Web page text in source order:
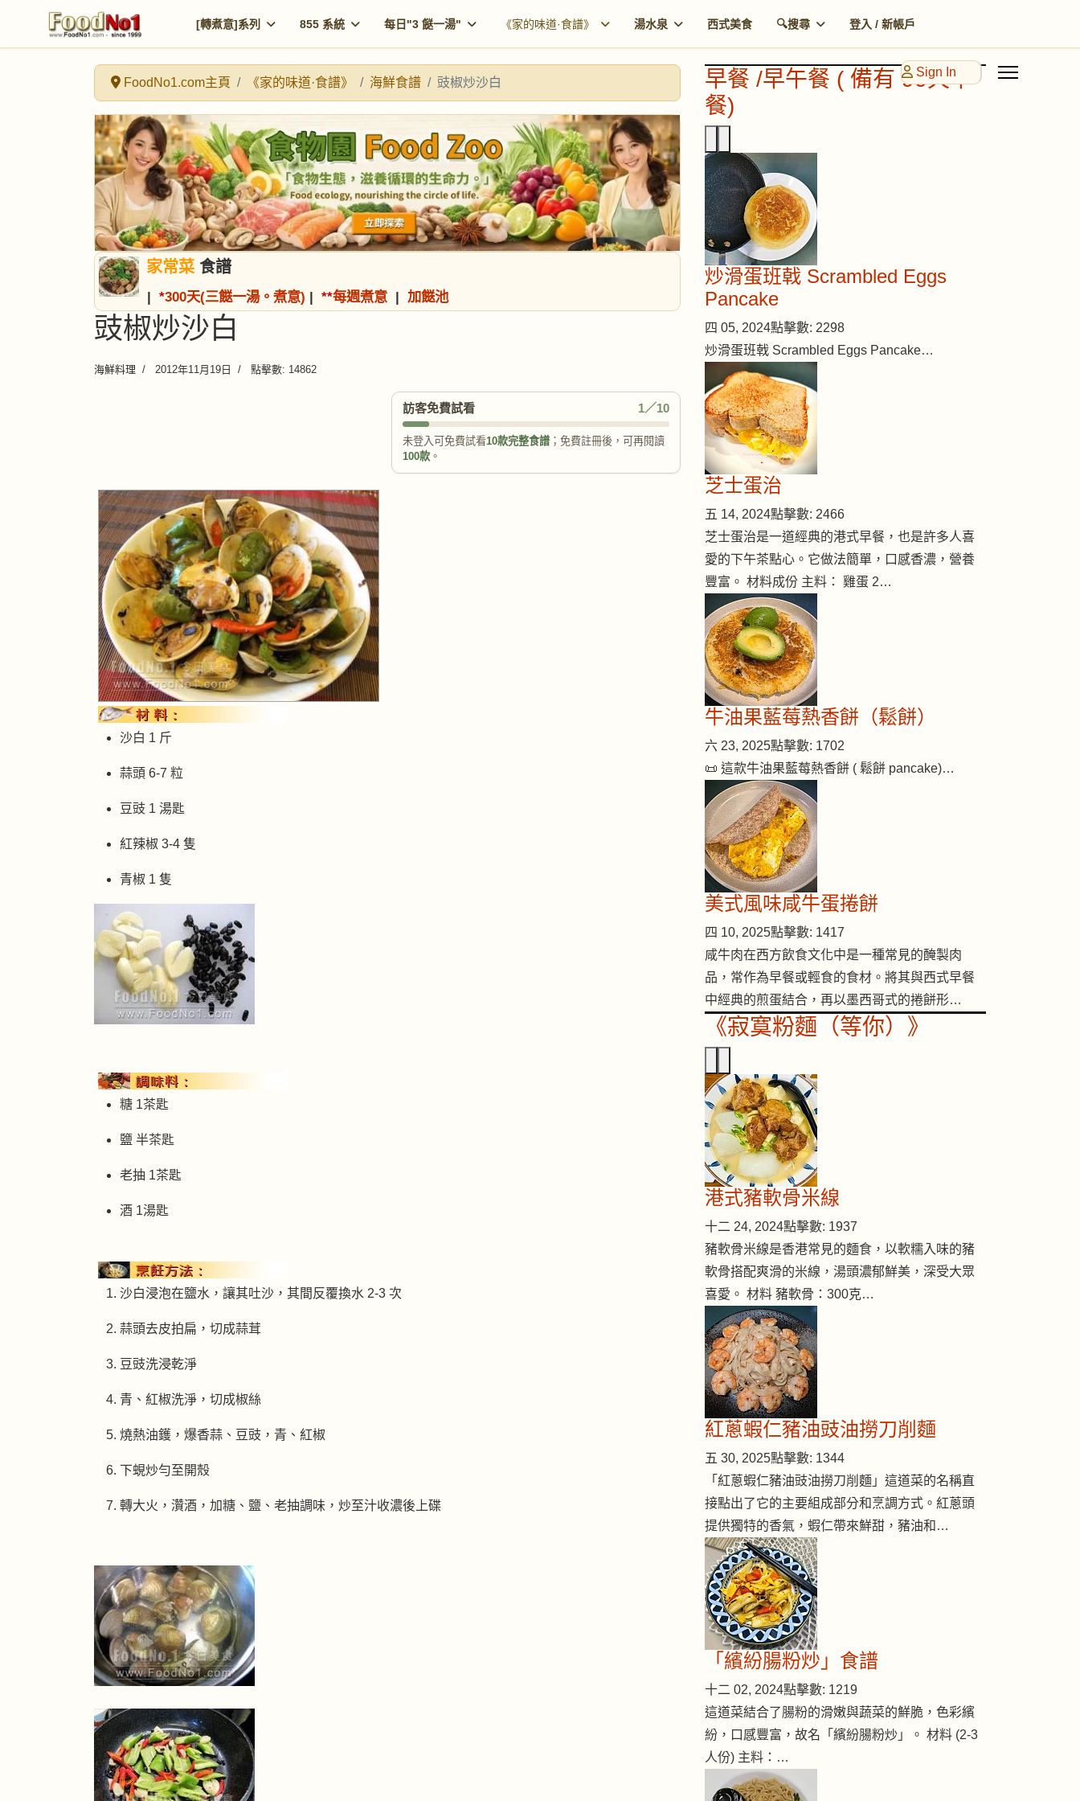
[轉煮意]系列 855 系統 每日"3 餸一湯" 《家的味道·食譜》 湯水泉 西式美食 🔍搜尋 登入 / 新帳戶
Sign In
FoodNo1.com主頁 《家的味道·食譜》 海鮮食譜 豉椒炒沙白
家常菜 食譜
| *300天(三餸一湯。煮意) | **每週煮意 | 加餸池
豉椒炒沙白
海鮮料理 2012年11月19日 點擊數: 14862
訪客免費試看 1／10
未登入可免費試看10款完整食譜 ；免費註冊後，可再閱讀
100款 。
沙白 1 斤
蒜頭 6-7 粒
豆豉 1 湯匙
紅辣椒 3-4 隻
青椒 1 隻
糖 1茶匙
鹽 半茶匙
老抽 1茶匙
酒 1湯匙
沙白浸泡在鹽水，讓其吐沙，其間反覆換水 2-3 次
蒜頭去皮拍扁，切成蒜茸
豆豉洗浸乾淨
青、紅椒洗淨，切成椒絲
燒熱油鑊，爆香蒜、豆豉，青、紅椒
下蜆炒勻至開殼
轉大火，灒酒，加糖、鹽、老抽調味，炒至汁收濃後上碟
早餐 /早午餐 ( 備有 90天早
餐)
炒滑蛋班戟 Scrambled Eggs
Pancake
四 05, 2024點擊數: 2298
炒滑蛋班戟 Scrambled Eggs Pancake…
芝士蛋治
五 14, 2024點擊數: 2466
芝士蛋治是一道經典的港式早餐，也是許多人喜
愛的下午茶點心。它做法簡單，口感香濃，營養
豐富。 材料成份 主料： 雞蛋 2…
牛油果藍莓熱香餅（鬆餅）
六 23, 2025點擊數: 1702
📜 這款牛油果藍莓熱香餅 ( 鬆餅 pancake)…
美式風味咸牛蛋捲餅
四 10, 2025點擊數: 1417
咸牛肉在西方飲食文化中是一種常見的醃製肉
品，常作為早餐或輕食的食材。將其與西式早餐
中經典的煎蛋結合，再以墨西哥式的捲餅形…
《寂寞粉麵（等你）》
港式豬軟骨米線
十二 24, 2024點擊數: 1937
豬軟骨米線是香港常見的麵食，以軟糯入味的豬
軟骨搭配爽滑的米線，湯頭濃郁鮮美，深受大眾
喜愛。 材料 豬軟骨：300克…
紅蔥蝦仁豬油豉油撈刀削麵
五 30, 2025點擊數: 1344
「紅蔥蝦仁豬油豉油撈刀削麵」這道菜的名稱直
接點出了它的主要組成部分和烹調方式。紅蔥頭
提供獨特的香氣，蝦仁帶來鮮甜，豬油和…
「繽紛腸粉炒」食譜
十二 02, 2024點擊數: 1219
這道菜結合了腸粉的滑嫩與蔬菜的鮮脆，色彩繽
紛，口感豐富，故名「繽紛腸粉炒」。 材料 (2-3
人份) 主料：…